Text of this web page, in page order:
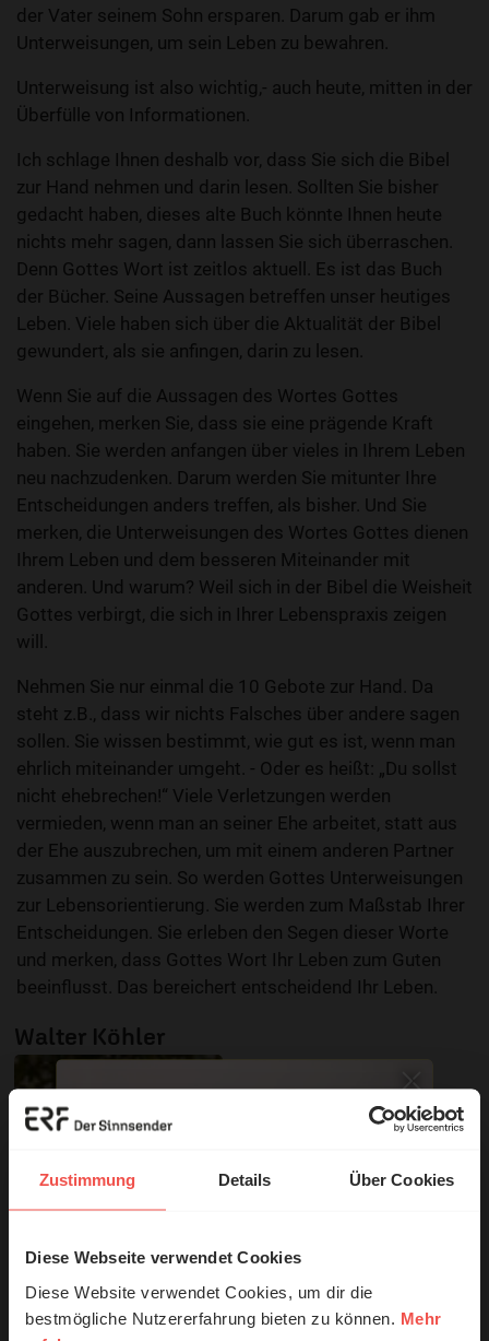
Zustimmung Details Über Cookies
Diese Webseite verwendet Cookies
Diese Website verwendet Cookies, um dir die
bestmögliche Nutzererfahrung bieten zu können. Mehr
der Vater seinem Sohn ersparen. Darum gab er ihm
Unterweisungen, um sein Leben zu bewahren.
Unterweisung ist also wichtig,- auch heute, mitten in der
Überfülle von Informationen.
Ich schlage Ihnen deshalb vor, dass Sie sich die Bibel
zur Hand nehmen und darin lesen. Sollten Sie bisher
gedacht haben, dieses alte Buch könnte Ihnen heute
nichts mehr sagen, dann lassen Sie sich überraschen.
Denn Gottes Wort ist zeitlos aktuell. Es ist das Buch
der Bücher. Seine Aussagen betreffen unser heutiges
Leben. Viele haben sich über die Aktualität der Bibel
gewundert, als sie anfingen, darin zu lesen.
Wenn Sie auf die Aussagen des Wortes Gottes
eingehen, merken Sie, dass sie eine prägende Kraft
haben. Sie werden anfangen über vieles in Ihrem Leben
neu nachzudenken. Darum werden Sie mitunter Ihre
Entscheidungen anders treffen, als bisher. Und Sie
merken, die Unterweisungen des Wortes Gottes dienen
Ihrem Leben und dem besseren Miteinander mit
anderen. Und warum? Weil sich in der Bibel die Weisheit
Gottes verbirgt, die sich in Ihrer Lebenspraxis zeigen
will.
Nehmen Sie nur einmal die 10 Gebote zur Hand. Da
steht z.B., dass wir nichts Falsches über andere sagen
sollen. Sie wissen bestimmt, wie gut es ist, wenn man
ehrlich miteinander umgeht. - Oder es heißt: „Du sollst
nicht ehebrechen!“ Viele Verletzungen werden
vermieden, wenn man an seiner Ehe arbeitet, statt aus
der Ehe auszubrechen, um mit einem anderen Partner
zusammen zu sein. So werden Gottes Unterweisungen
zur Lebensorientierung. Sie werden zum Maßstab Ihrer
Entscheidungen. Sie erleben den Segen dieser Worte
und merken, dass Gottes Wort Ihr Leben zum Guten
beeinflusst. Das bereichert entscheidend Ihr Leben.
Walter Köhler
© Lothar Rühl, ERF
© Ruth Schneider / ERF